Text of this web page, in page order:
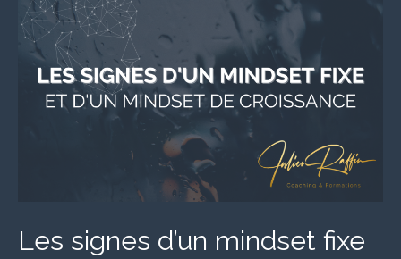
Les signes d’un mindset fixe
signes
d’un
mindset
fixe